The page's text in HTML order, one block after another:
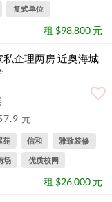
复式单位
租 $98,800 元
私企理两房 近奥海城
元
苑 信和 雅致装修
场 优质校网
租 $26,000 元